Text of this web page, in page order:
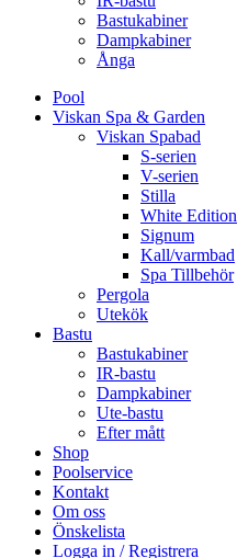
Bastukabiner
Dampkabiner
Ånga
Pool
Viskan Spa & Garden
Viskan Spabad
S-serien
V-serien
Stilla
White Edition
Signum
Kall/varmbad
Spa Tillbehör
Pergola
Utekök
Bastu
Bastukabiner
IR-bastu
Dampkabiner
Ute-bastu
Efter mått
Shop
Poolservice
Kontakt
Om oss
Önskelista
Logga in / Registrera